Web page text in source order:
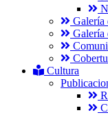
Galería
Galería
Cultura